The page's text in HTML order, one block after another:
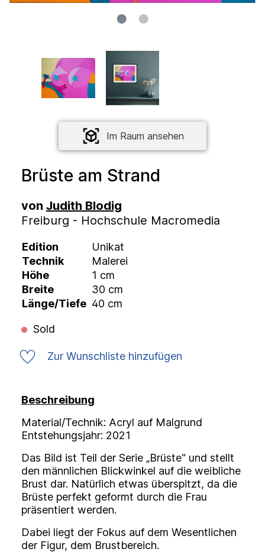
Im Raum ansehen
Brüste am Strand
von Judith Blodig
Freiburg - Hochschule Macromedia
Edition
Unikat
Technik
Malerei
Höhe
1 cm
Breite
30 cm
Länge/Tiefe 40 cm
Sold
Zur Wunschliste hinzufügen
Beschreibung
Material/Technik: Acryl auf Malgrund
Entstehungsjahr: 2021
Das Bild ist Teil der Serie „Brüste“ und stellt
den männlichen Blickwinkel auf die weibliche
Brust dar. Natürlich etwas überspitzt, da die
Brüste perfekt geformt durch die Frau
präsentiert werden.
Dabei liegt der Fokus auf dem Wesentlichen
der Figur, dem Brustbereich.